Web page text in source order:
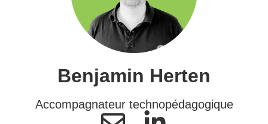
Benjamin Herten
Accompagnateur technopédagogique